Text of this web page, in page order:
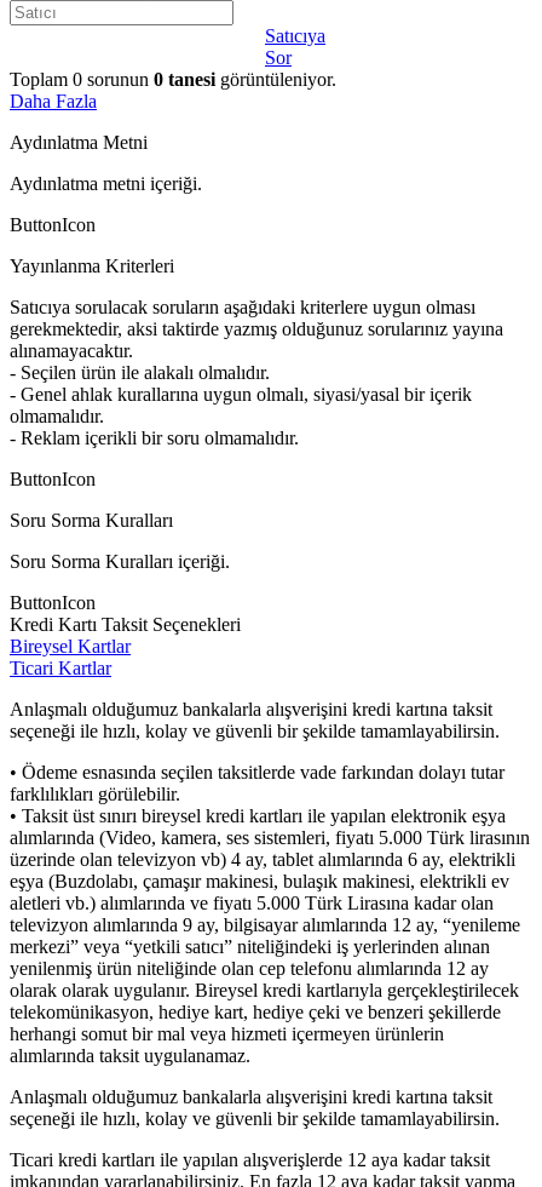
Satıcıya
Sor
Toplam 0 sorunun 0 tanesi görüntüleniyor.
Daha Fazla
Aydınlatma Metni
Aydınlatma metni içeriği.
ButtonIcon
Yayınlanma Kriterleri
Satıcıya sorulacak soruların aşağıdaki kriterlere uygun olması
gerekmektedir, aksi taktirde yazmış olduğunuz sorularınız yayına
alınamayacaktır.
- Seçilen ürün ile alakalı olmalıdır.
- Genel ahlak kurallarına uygun olmalı, siyasi/yasal bir içerik
olmamalıdır.
- Reklam içerikli bir soru olmamalıdır.
ButtonIcon
Soru Sorma Kuralları
Soru Sorma Kuralları içeriği.
ButtonIcon
Kredi Kartı Taksit Seçenekleri
Bireysel Kartlar
Ticari Kartlar
Anlaşmalı olduğumuz bankalarla alışverişini kredi kartına taksit
seçeneği ile hızlı, kolay ve güvenli bir şekilde tamamlayabilirsin.
• Ödeme esnasında seçilen taksitlerde vade farkından dolayı tutar
farklılıkları görülebilir.
• Taksit üst sınırı bireysel kredi kartları ile yapılan elektronik eşya
alımlarında (Video, kamera, ses sistemleri, fiyatı 5.000 Türk lirasının
üzerinde olan televizyon vb) 4 ay, tablet alımlarında 6 ay, elektrikli
eşya (Buzdolabı, çamaşır makinesi, bulaşık makinesi, elektrikli ev
aletleri vb.) alımlarında ve fiyatı 5.000 Türk Lirasına kadar olan
televizyon alımlarında 9 ay, bilgisayar alımlarında 12 ay, “yenileme
merkezi” veya “yetkili satıcı” niteliğindeki iş yerlerinden alınan
yenilenmiş ürün niteliğinde olan cep telefonu alımlarında 12 ay
olarak olarak uygulanır. Bireysel kredi kartlarıyla gerçekleştirilecek
telekomünikasyon, hediye kart, hediye çeki ve benzeri şekillerde
herhangi somut bir mal veya hizmeti içermeyen ürünlerin
alımlarında taksit uygulanamaz.
Anlaşmalı olduğumuz bankalarla alışverişini kredi kartına taksit
seçeneği ile hızlı, kolay ve güvenli bir şekilde tamamlayabilirsin.
Ticari kredi kartları ile yapılan alışverişlerde 12 aya kadar taksit
imkanından yararlanabilirsiniz. En fazla 12 aya kadar taksit yapma